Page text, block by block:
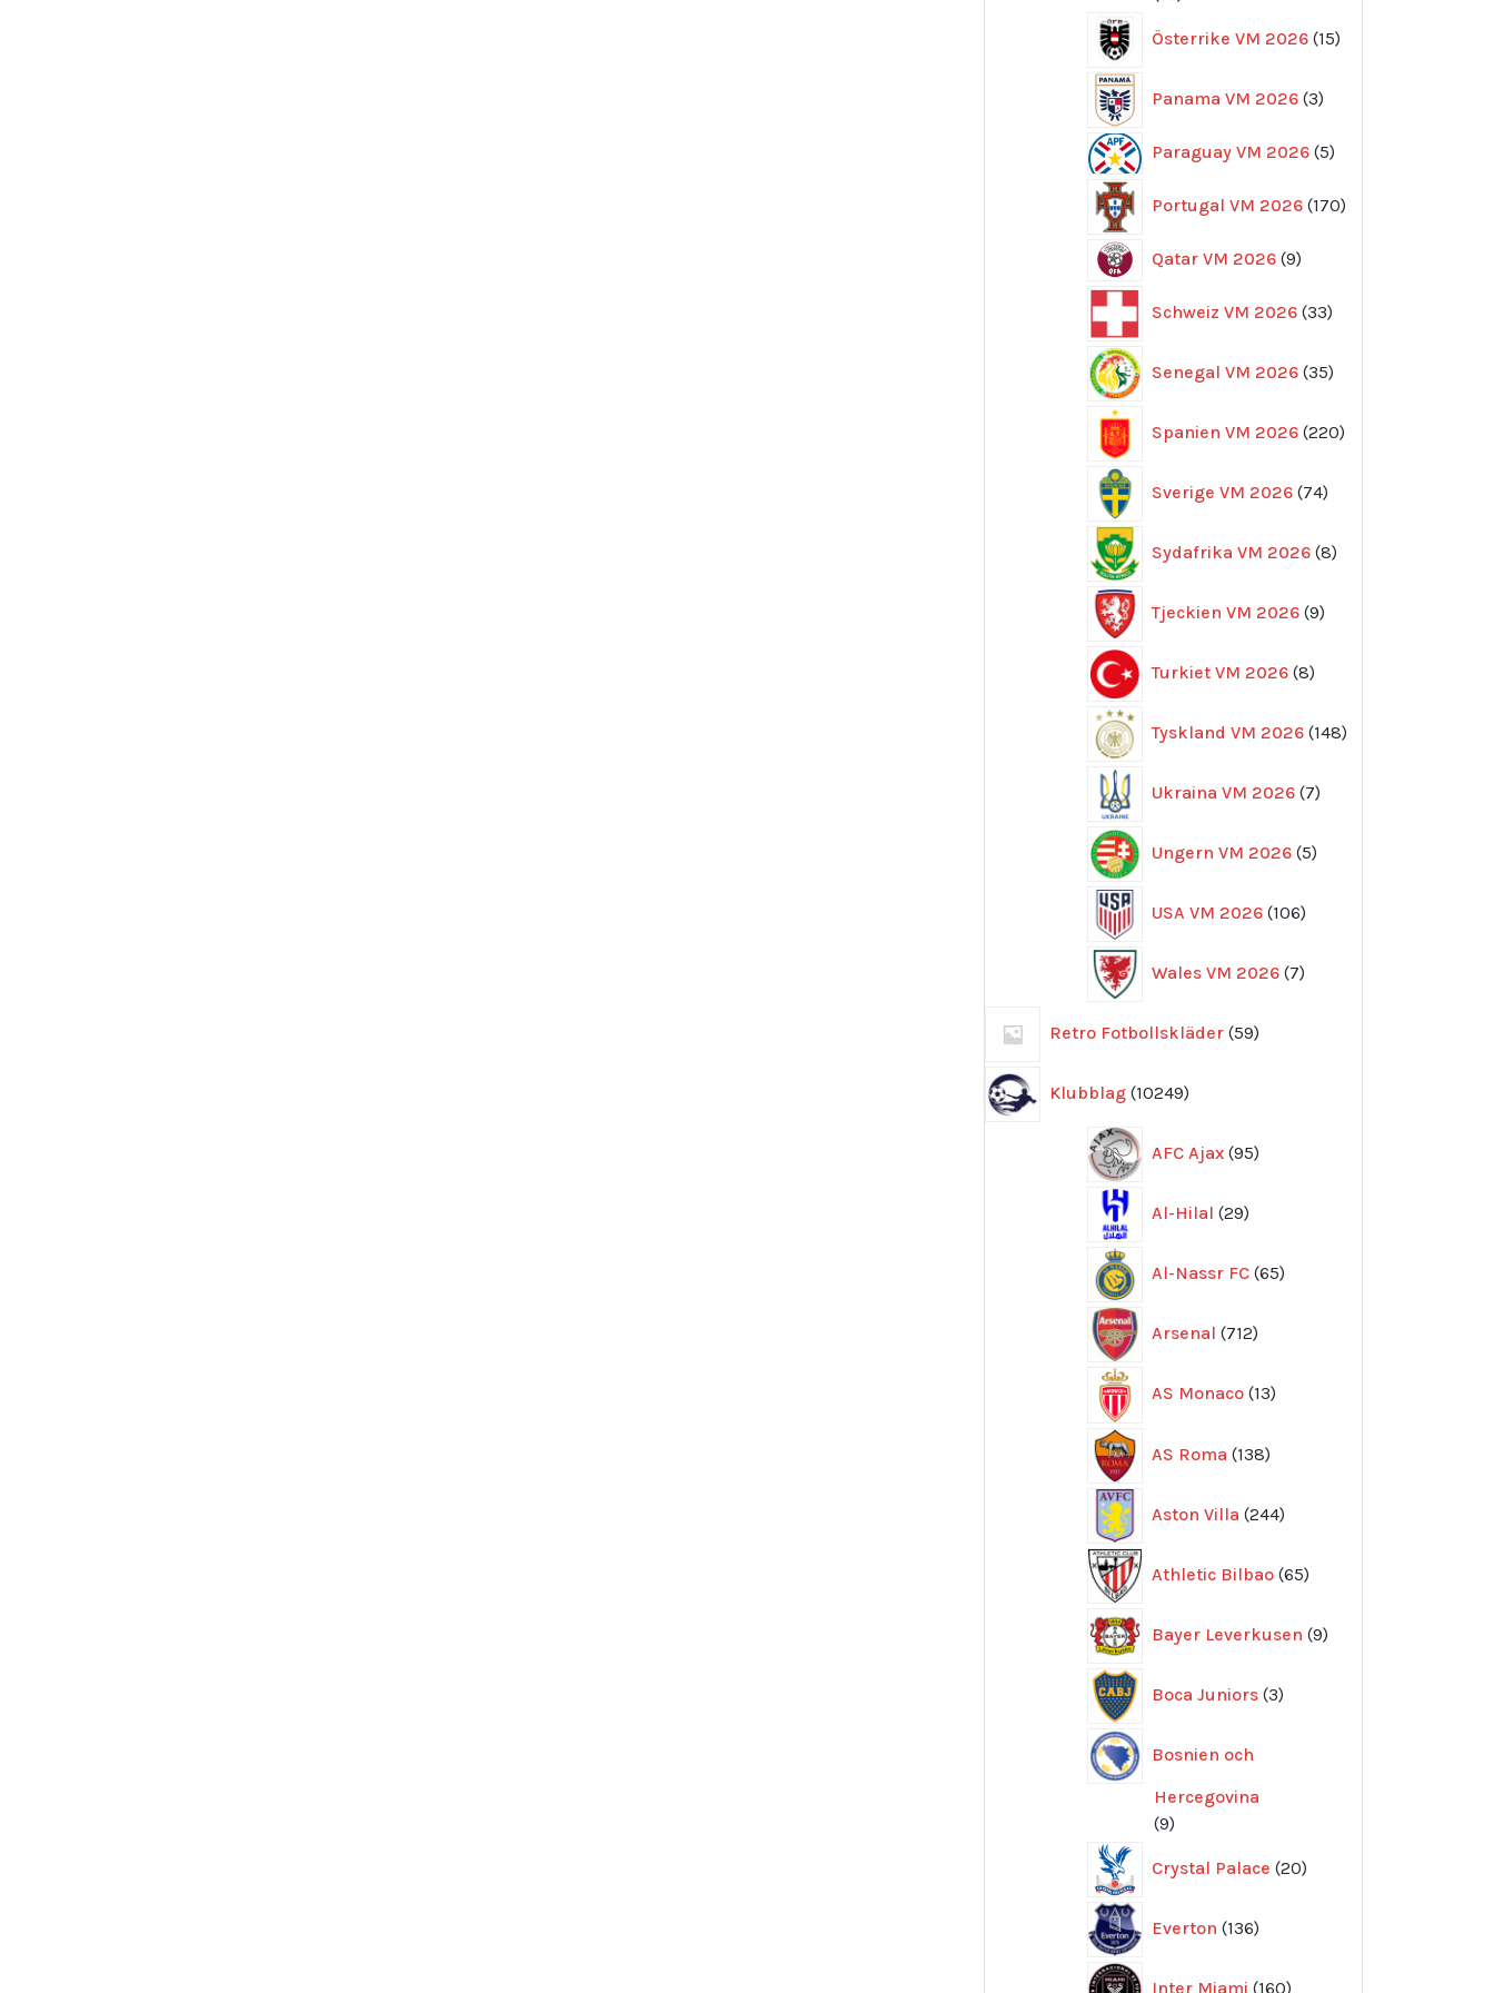
Österrike VM 2026 15
produkter
Panama VM 2026 3
produkter
Paraguay VM 2026 55
Portugal VM 2026 170
produkter
Qatar VM 2026 99
Schweiz VM 2026 33
produkter
Senegal VM 2026 35
produkter
Spanien VM 2026 220
produkter
Sverige VM 2026 74
produkter
Sydafrika VM 2026 8
produkter
Tjeckien VM 2026 9
produkter
Turkiet VM 2026 8
produkter
Tyskland VM 2026 148
produkter
Ukraina VM 2026 7
produkter
Ungern VM 2026 5
produkter
USA VM 2026 106
produkter
Wales VM 2026 7
produkter
Retro Fotbollskläder 59
produkter
Klubblag 10249
produkter
AFC Ajax 95
produkter
Al-Hilal 29
produkter
Al-Nassr FC 65
produkter
Arsenal 712
produkter
AS Monaco 13
produkter
AS Roma 138
produkter
Aston Villa 244
produkter
Athletic Bilbao 65
produkter
Bayer Leverkusen 9
produkter
Boca Juniors 3
produkter
Bosnien och
Hercegovina
99
Crystal Palace 20
produkter
Everton 136
produkter
Inter Miami 160